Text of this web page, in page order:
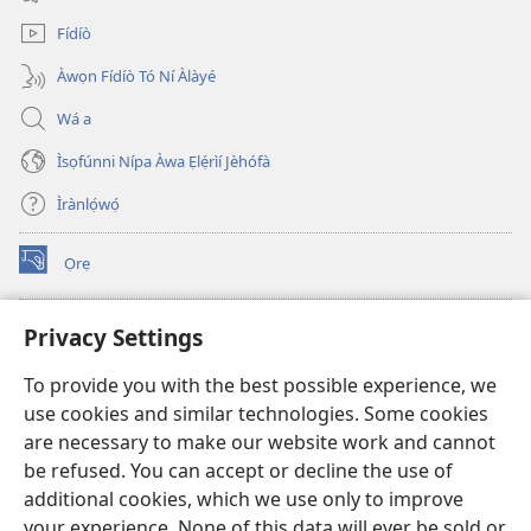
Privacy Settings
To provide you with the best possible experience, we
use cookies and similar technologies. Some cookies
are necessary to make our website work and cannot
be refused. You can accept or decline the use of
additional cookies, which we use only to improve
Fídíò
Àwọn Fídíò Tó Ní Àlàyé
Wá a
Ìsọfúnni Nípa Àwa Ẹlẹ́rìí Jèhófà
Ìrànlọ́wọ́
Ọrẹ
(opens
new
ÀKÁ ÌWÉ ORÍ ÍŃTÁNẸ́Ẹ̀TÌ TI Watchtower™
(opens
window)JW Hub
(opens
new
window)JW Library
Watchtower Library ®